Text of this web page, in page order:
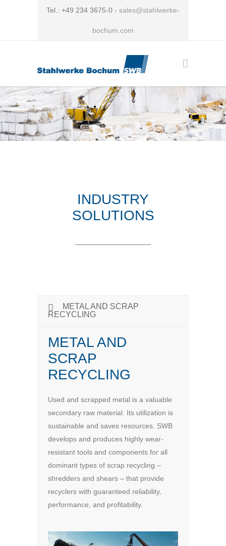
Tel.: +49 234 3675-0 - sales@stahlwerke-
bochum.com
INDUSTRY
SOLUTIONS
METAL AND SCRAP
RECYCLING
METAL AND
SCRAP
RECYCLING
Used and scrapped metal is a valuable
secondary raw material. Its utilization is
sustainable and saves resources. SWB
develops and produces highly wear-
resistant tools and components for all
dominant types of scrap recycling –
shredders and shears – that provide
recyclers with guaranteed reliability,
performance, and profitability.